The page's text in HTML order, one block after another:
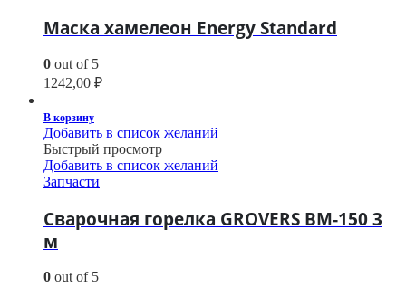
Маска хамелеон Energy Standard
0 out of 5
1242,00 ₽
В корзину
Добавить в список желаний
Быстрый просмотр
Добавить в список желаний
Запчасти
Сварочная горелка GROVERS BM-150 3
м
0 out of 5